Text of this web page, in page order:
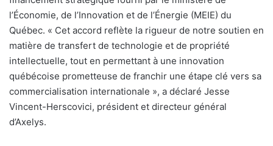
l’Économie, de l’Innovation et de l’Énergie (MEIE) du
Québec. « Cet accord reflète la rigueur de notre soutien en
matière de transfert de technologie et de propriété
intellectuelle, tout en permettant à une innovation
québécoise prometteuse de franchir une étape clé vers sa
commercialisation internationale », a déclaré Jesse
Vincent-Herscovici, président et directeur général
d’Axelys.